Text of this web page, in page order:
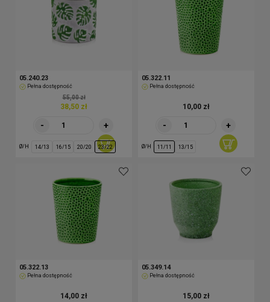
05.240.23
Pełna dostępność
38,50 zł
55,00 zł
- +
Ø/H 14/13 16/15 20/20 23/22
05.322.11
Pełna dostępność
10,00 zł
- +
Ø/H 11/11 13/15
05.322.13
Pełna dostępność
14,00 zł
05.349.14
Pełna dostępność
15,00 zł